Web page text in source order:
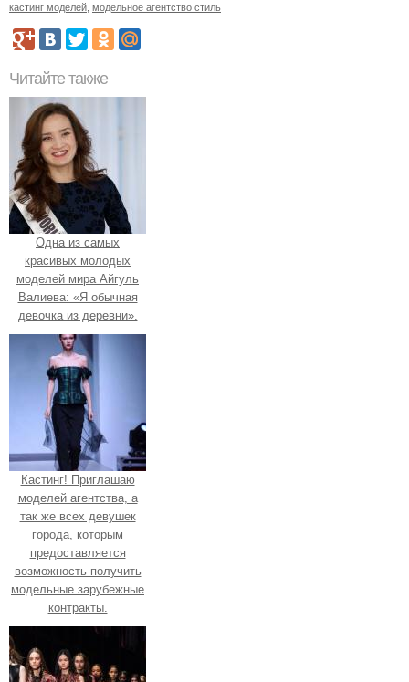
кастинг моделей модельное агентство стиль
Читайте также
Одна из самых
красивых молодых
моделей мира Айгуль
Валиева: «Я обычная
девочка из деревни».
Кастинг! Приглашаю
моделей агентства, а
так же всех девушек
города, которым
предоставляется
возможность получить
модельные зарубежные
контракты.